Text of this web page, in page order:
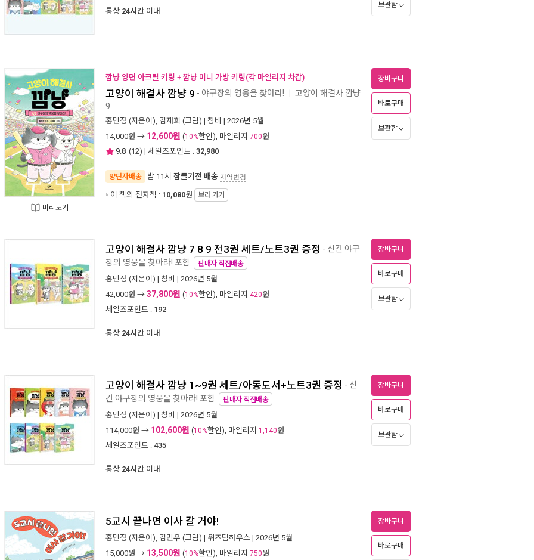
통상 24시간 이내
보관함
미리보기
깜냥 양면 아크릴 키링 + 깜냥 미니 가방 키링(각 마일리지 차감)
고양이 해결사 깜냥 9 - 야구장의 영웅을 찾아라! 고양이 해결사 깜냥
9
홍민정 (지은이), 김재희 (그림) | 창비 | 2026년 5월
14,000원 → 12,600원 (10%할인), 마일리지 700원
9.8 (12) | 세일즈포인트 : 32,980
양탄자배송 밤 11시 잠들기전 배송 지역변경
이 책의 전자책 : 10,080원 보러 가기
장바구니
바로구매
보관함
고양이 해결사 깜냥 7 8 9 전3권 세트/노트3권 증정 - 신간 야구
장의 영웅을 찾아라! 포함 판매자 직접배송
홍민정 (지은이) | 창비 | 2026년 5월
42,000원 → 37,800원 (10%할인), 마일리지 420원
세일즈포인트 : 192
통상 24시간 이내
장바구니
바로구매
보관함
고양이 해결사 깜냥 1~9권 세트/아동도서+노트3권 증정 - 신
간 야구장의 영웅을 찾아라! 포함 판매자 직접배송
홍민정 (지은이) | 창비 | 2026년 5월
114,000원 → 102,600원 (10%할인), 마일리지 1,140원
세일즈포인트 : 435
통상 24시간 이내
장바구니
바로구매
보관함
5교시 끝나면 이사 갈 거야!
홍민정 (지은이), 김민우 (그림) | 위즈덤하우스 | 2026년 5월
15,000원 → 13,500원 (10%할인), 마일리지 750원
장바구니
바로구매